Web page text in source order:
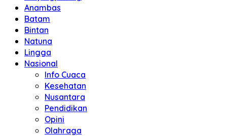
Anambas
Batam
Bintan
Natuna
Lingga
Nasional
Info Cuaca
Kesehatan
Nusantara
Pendidikan
Opini
Olahraga